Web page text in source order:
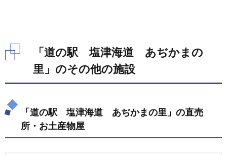
「道の駅 塩津海道 あぢかまの
里」のその他の施設
「道の駅 塩津海道 あぢかまの里」の直売
所・お土産物屋